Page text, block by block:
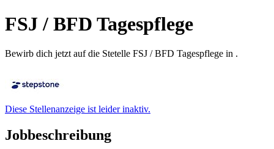
FSJ / BFD Tagespflege
Bewirb dich jetzt auf die Stetelle FSJ / BFD Tagespflege in .
Diese Stellenanzeige ist leider inaktiv.
Jobbeschreibung